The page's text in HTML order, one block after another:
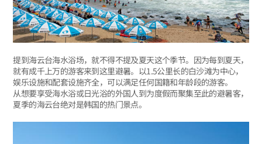
提到海云台海水浴场，就不得不提及夏天这个季节。因为每到夏天，
就有成千上万的游客来到这里避暑。以1.5公里长的白沙滩为中心，
娱乐设施和配套设施齐全，可以满足任何国籍和年龄段的游客。
从想要享受海水浴或日光浴的外国人到为度假而聚集至此的避暑客，
夏季的海云台绝对是韩国的热门景点。